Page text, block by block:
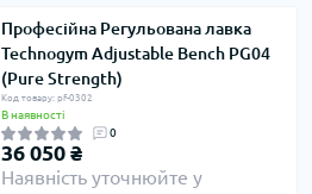
Професійна Регульована лавка
Technogym Adjustable Bench PG04
(Pure Strength)
Код товару: pf-0302
В наявності
0
36 050 ₴
Наявність уточнюйте у